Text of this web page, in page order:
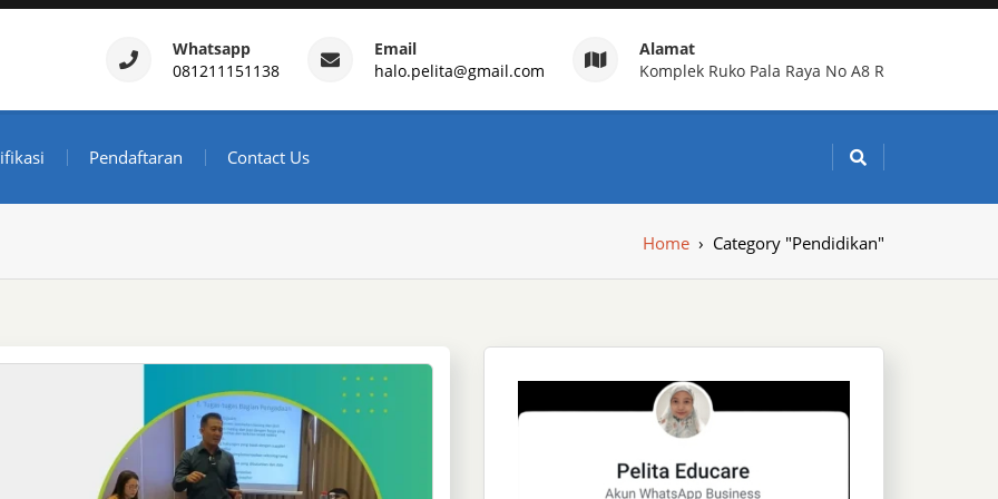
– Daftar Training Indonesia
Whatsapp
081211151138
Email
halo.pelita@gmail.com
Alamat
Komplek Ruko Pala Raya No A8 R
Pendaftaran Contact Us
Home › Category "Pendidikan"